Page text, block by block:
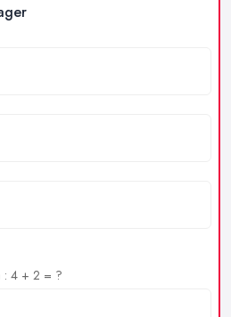
: 4 + 2 = ?